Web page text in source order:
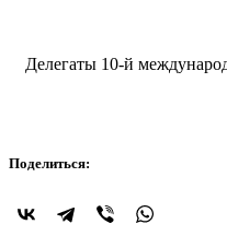
Делегаты 10-й
Поделиться: